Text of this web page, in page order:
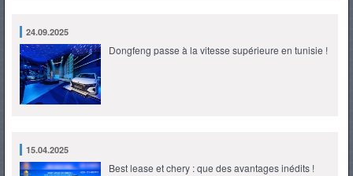
24.09.2025
Dongfeng passe à la vitesse supérieure en tunisie !
15.04.2025
Best lease et chery : que des avantages inédits !